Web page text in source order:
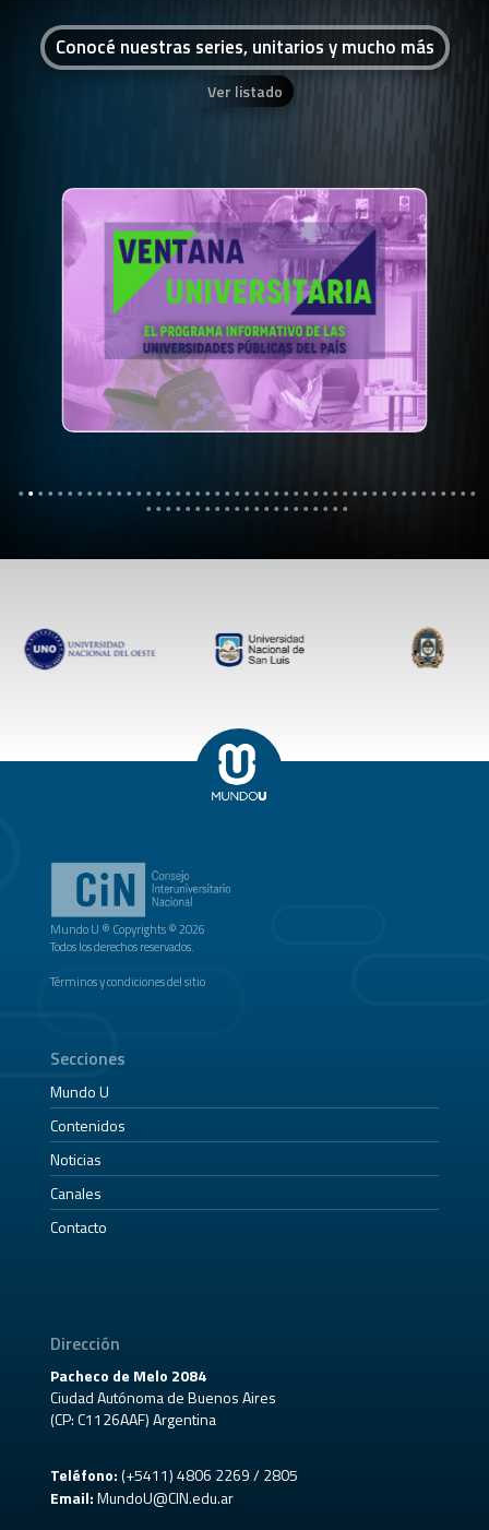
Conocé nuestras series, unitarios y mucho más
Ver listado
Mundo U ® Copyrights © 2026
Todos los derechos reservados.
Términos y condiciones del sitio
Secciones
Mundo U
Contenidos
Noticias
Canales
Contacto
Dirección
Pacheco de Melo 2084
Ciudad Autónoma de Buenos Aires
(CP: C1126AAF) Argentina
Teléfono:(+5411) 4806 2269 / 2805
Email: MundoU@CIN.edu.ar